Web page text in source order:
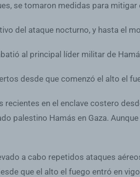
se tomaron medidas para
del ataque nocturno, y hasta el
al principal líder militar de
desde que comenzó el alto el
recientes en el enclave costero
palestino Hamás en Gaza.
a cabo repetidos ataques
que el alto el fuego entró en